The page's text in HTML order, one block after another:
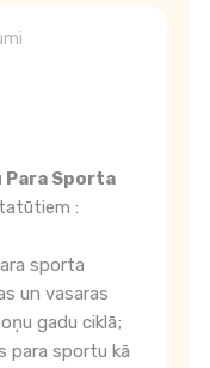
Sporta
:
sporta
un vasaras
gadu ciklā;
para sportu kā